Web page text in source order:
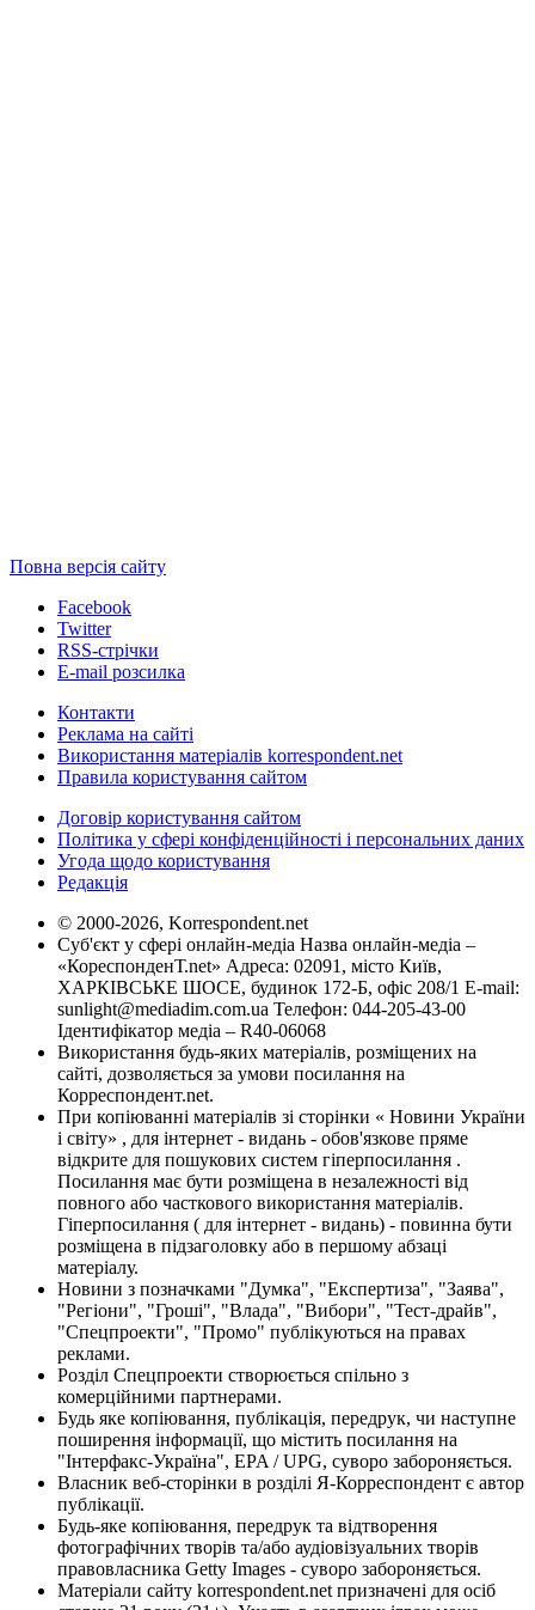
Повна версія сайту
Facebook
Twitter
RSS-стрічки
E-mail розсилка
Контакти
Реклама на сайті
Використання матеріалів korrespondent.net
Правила користування сайтом
Договір користування сайтом
Політика у сфері конфіденційності і персональних даних
Угода щодо користування
Редакція
© 2000-2026, Korrespondent.net
Суб'єкт у сфері онлайн-медіа Назва онлайн-медіа –
«КореспонденТ.net» Адреса: 02091, місто Київ,
ХАРКІВСЬКЕ ШОСЕ, будинок 172-Б, офіс 208/1 E-mail:
sunlight@mediadim.com.ua Телефон: 044-205-43-00
Ідентифікатор медіа – R40-06068
Використання будь-яких матеріалів, розміщених на
сайті, дозволяється за умови посилання на
Корреспондент.net.
При копіюванні матеріалів зі сторінки « Новини України
і світу» , для інтернет - видань - обов'язкове пряме
відкрите для пошукових систем гіперпосилання .
Посилання має бути розміщена в незалежності від
повного або часткового використання матеріалів.
Гіперпосилання ( для інтернет - видань) - повинна бути
розміщена в підзаголовку або в першому абзаці
матеріалу.
Новини з позначками "Думка", "Експертиза", "Заява",
"Регіони", "Гроші", "Влада", "Вибори", "Тест-драйв",
"Спецпроекти", "Промо" публікуються на правах
реклами.
Розділ Спецпроекти створюється спільно з
комерційними партнерами.
Будь яке копіювання, публікація, передрук, чи наступне
поширення інформації, що містить посилання на
"Інтерфакс-Україна", EPA / UPG, суворо забороняється.
Власник веб-сторінки в розділі Я-Корреспондент є автор
публікації.
Будь-яке копіювання, передрук та відтворення
фотографічних творів та/або аудіовізуальних творів
правовласника Getty Images - суворо забороняється.
Матеріали сайту korrespondent.net призначені для осіб